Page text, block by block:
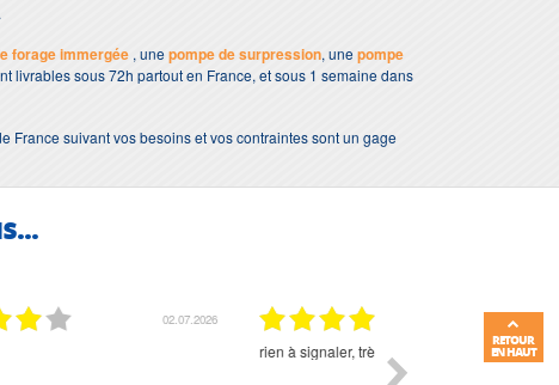
forage immergée , unepompe de surpression, unepompe
livrables sous 72h partout en France, et sous 1 semaine dans
France suivant vos besoins et vos contraintes sont un gage
01.07.2026
Très bon suivi et très
RETOUR
EN HAUT